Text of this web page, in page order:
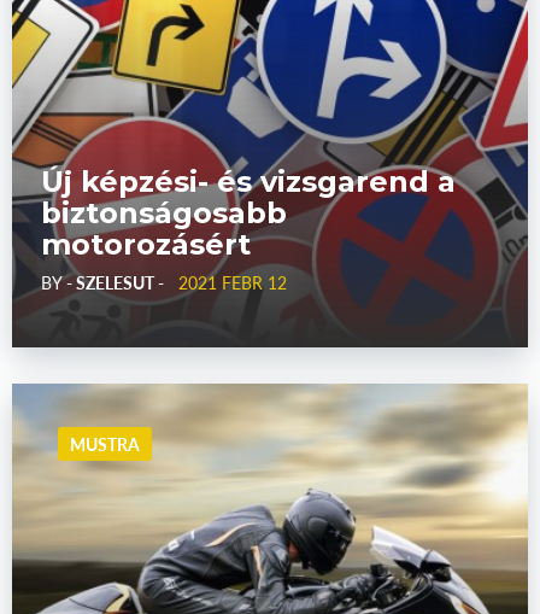
Új képzési- és vizsgarend a
biztonságosabb
motorozásért
BY- SZELESUT - 2021 FEBR 12
MUSTRA